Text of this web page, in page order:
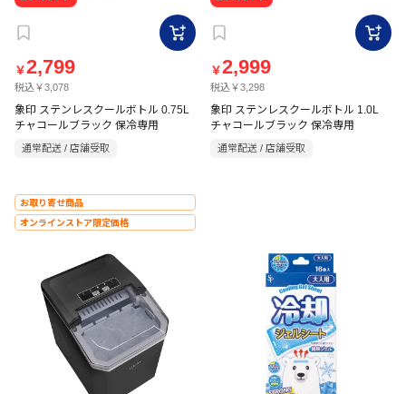
￥2,799
税込￥3,078
象印 ステンレスクールボトル 0.75L
チャコールブラック 保冷専用
通常配送 / 店舗受取
￥2,999
税込￥3,298
象印 ステンレスクールボトル 1.0L
チャコールブラック 保冷専用
通常配送 / 店舗受取
お取り寄せ商品
オンラインストア限定価格